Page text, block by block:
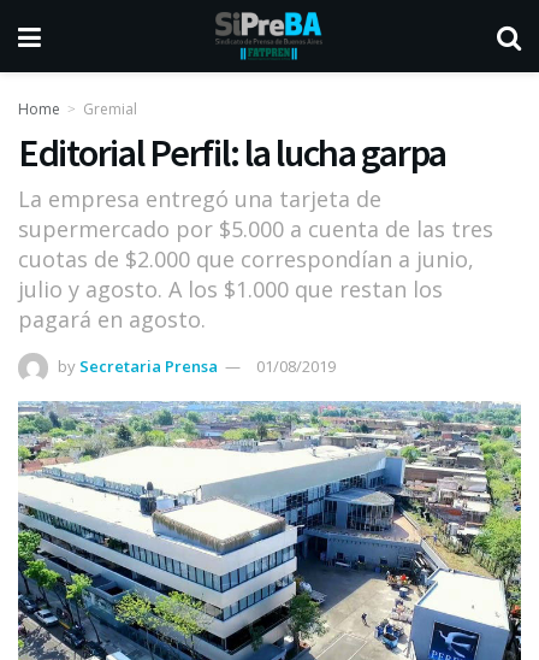
Home Gremial
Editorial Perfil: la lucha garpa
La empresa entregó una tarjeta de
supermercado por $5.000 a cuenta de las tres
cuotas de $2.000 que correspondían a junio,
julio y agosto. A los $1.000 que restan los
pagará en agosto.
by Secretaria Prensa 01/08/2019